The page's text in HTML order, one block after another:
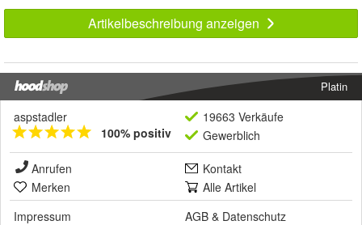
Artikelbeschreibung anzeigen
Platin
aspstadler
100% positiv
19663 Verkäufe
Gewerblich
Anrufen
Kontakt
Merken
Alle Artikel
Impressum
AGB & Datenschutz